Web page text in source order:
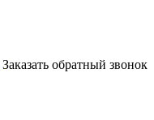
Заказать обратный звонок